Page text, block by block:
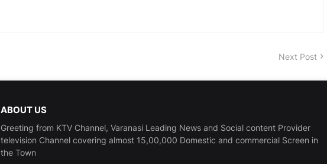
Next Post
ABOUT US
Greeting from KTV Channel, Varanasi Leading News and Social content Provider
television Channel covering almost 15,00,000 Domestic and commercial Screen in
the Town